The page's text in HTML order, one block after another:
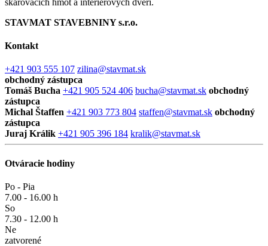
STAVMAT STAVEBNINY s.r.o.
Kontakt
+421 903 555 107 zilina@stavmat.sk
obchodný zástupca
Tomáš Bucha +421 905 524 406 bucha@stavmat.sk obchodný
zástupca
Michal Štaffen +421 903 773 804 staffen@stavmat.sk obchodný
zástupca
Juraj Králik +421 905 396 184 kralik@stavmat.sk
Otváracie hodiny
Po - Pia
7.00 - 16.00 h
So
7.30 - 12.00 h
Ne
zatvorené